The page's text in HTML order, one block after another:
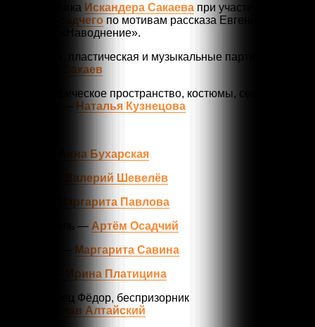
Инсценировка Искандера Сакаева при участии
Артёма Осадчего по мотивам рассказа Евгения
Замятина «Наводнение».
Режиссура, пластическая и музыкальные партитуры —
Искандер Сакаев
Сценографическое пространство, костюмы, световая
партитура — Наталья Кузнецова
Анна Бухарская
Валерий Шевелёв
Маргарита Павлова
Следователь — Артём Осадчий
Маргарита Савина
Ирина Платицина
Андрей, отец Фёдор, беспризорник
Владислав Алтайский